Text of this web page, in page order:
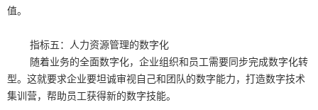
值。
指标五：人力资源管理的数字化
随着业务的全面数字化，企业组织和员工需要同步完成数字化转
型。这就要求企业要坦诚审视自己和团队的数字能力，打造数字技术
集训营，帮助员工获得新的数字技能。